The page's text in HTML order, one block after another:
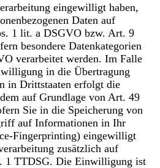
eingewilligt haben,
Daten auf
1 lit. a DSGVO bzw. Art. 9
besondere Datenkategorien
verarbeitet werden. Im Falle
in die Übertragung
in Drittstaaten erfolgt die
auf Grundlage von Art. 49
Sie in die Speicherung von
auf Informationen in Ihr
Fingerprinting) eingewilligt
zusätzlich auf
1 TTDSG. Die Einwilligung ist